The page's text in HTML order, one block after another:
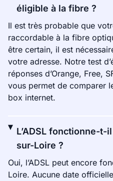
éligible à la fibre ?
Il est très probable que
raccordable à la fibre
être certain, il est
votre adresse. Notre test
réponses d’Orange, Free,
vous permet de comparer
box internet.
L’ADSL fonctionne-t-
sur-Loire ?
Oui, l’ADSL peut encore
Loire. Aucune date